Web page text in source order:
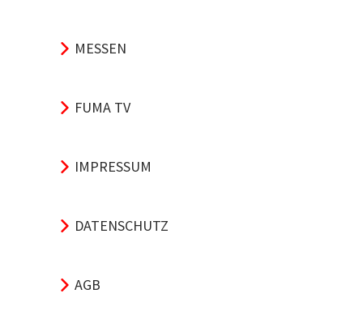
MESSEN
FUMA TV
IMPRESSUM
DATENSCHUTZ
AGB